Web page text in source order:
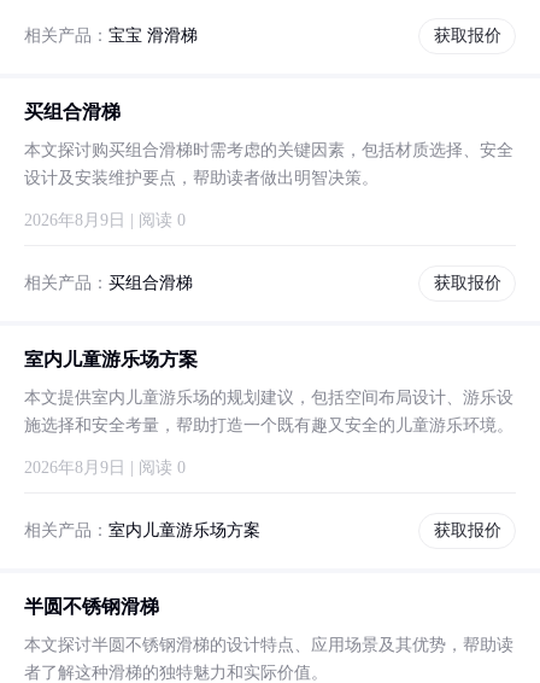
相关产品： 宝宝 滑滑梯 获取报价
买组合滑梯
本文探讨购买组合滑梯时需考虑的关键因素，包括材质选择、安全
设计及安装维护要点，帮助读者做出明智决策。
2026年8月9日 | 阅读 0
相关产品： 买组合滑梯 获取报价
室内儿童游乐场方案
本文提供室内儿童游乐场的规划建议，包括空间布局设计、游乐设
施选择和安全考量，帮助打造一个既有趣又安全的儿童游乐环境。
2026年8月9日 | 阅读 0
相关产品： 室内儿童游乐场方案 获取报价
半圆不锈钢滑梯
本文探讨半圆不锈钢滑梯的设计特点、应用场景及其优势，帮助读
者了解这种滑梯的独特魅力和实际价值。